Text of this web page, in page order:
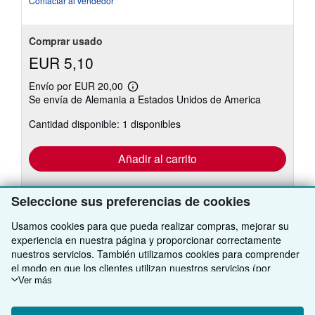
Seleccione sus preferencias de cookies
Usamos cookies para que pueda realizar compras, mejorar su
experiencia en nuestra página y proporcionar correctamente
nuestros servicios. También utilizamos cookies para comprender
el modo en que los clientes utilizan nuestros servicios (por
ejemplo, midiendo las visitas al sitio) y así poder realizar mejoras.
para mostrar contenido relevante en los anuncios y medir el
Ver más
Comprar usado
EUR 5,10
Envío por EUR 20,00
Más
información
las
tarifas
envío
Se envía de Alemania a Estados Unidos de America
Cantidad disponible: 1 disponibles
Añadir al carrito
VOLVER AL INICIO